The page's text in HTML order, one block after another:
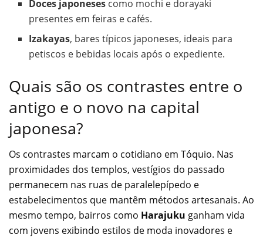
Doces japoneses como mochi e dorayaki
presentes em feiras e cafés.
Izakayas, bares típicos japoneses, ideais para
petiscos e bebidas locais após o expediente.
Quais são os contrastes entre o
antigo e o novo na capital
japonesa?
Os contrastes marcam o cotidiano em Tóquio. Nas
proximidades dos templos, vestígios do passado
permanecem nas ruas de paralelepípedo e
estabelecimentos que mantêm métodos artesanais. Ao
mesmo tempo, bairros como Harajuku ganham vida
com jovens exibindo estilos de moda inovadores e